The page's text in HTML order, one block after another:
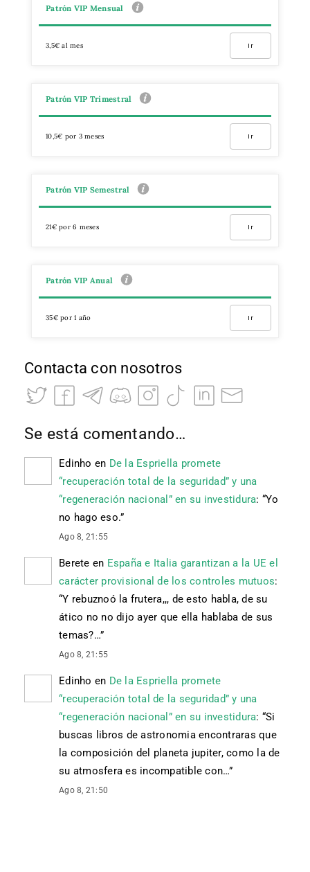
Patrón VIP Mensual
3,5€ al mes Ir
Patrón VIP Trimestral
10,5€ por 3 meses Ir
Patrón VIP Semestral
21€ por 6 meses Ir
Patrón VIP Anual
35€ por 1 año Ir
Contacta con nosotros
Se está comentando…
Edinho en De la Espriella promete
“recuperación total de la seguridad” y una
“regeneración nacional” en su investidura: “Yo
no hago eso.”
Ago 8, 21:55
Berete en España e Italia garantizan a la UE el
carácter provisional de los controles mutuos:
“Y rebuznoó la frutera,,, de esto habla, de su
ático no no dijo ayer que ella hablaba de sus
temas?…”
Ago 8, 21:55
Edinho en De la Espriella promete
“recuperación total de la seguridad” y una
“regeneración nacional” en su investidura: “Si
buscas libros de astronomia encontraras que
la composición del planeta jupiter, como la de
su atmosfera es incompatible con…”
Ago 8, 21:50